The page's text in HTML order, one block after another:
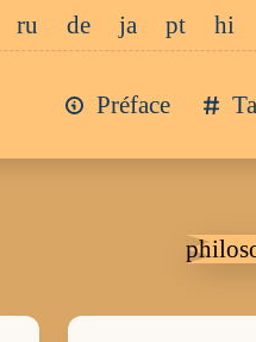
ru de ja pt hi
Préface